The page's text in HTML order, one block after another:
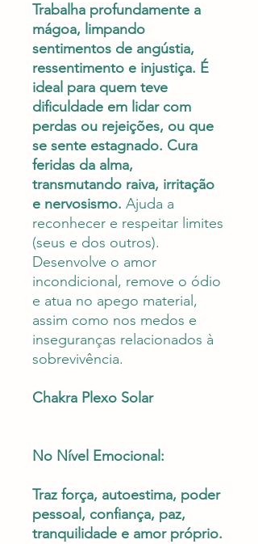
Trabalha profundamente a
mágoa, limpando
sentimentos de angústia,
ressentimento e injustiça. É
ideal para quem teve
dificuldade em lidar com
perdas ou rejeições, ou que
se sente estagnado. Cura
feridas da alma,
transmutando raiva, irritação
e nervosismo. Ajuda a
reconhecer e respeitar limites
(seus e dos outros).
Desenvolve o amor
incondicional, remove o ódio
e atua no apego material,
assim como nos medos e
inseguranças relacionados à
sobrevivência.
Chakra Plexo Solar
No Nível Emocional:
Traz força, autoestima, poder
pessoal, confiança, paz,
tranquilidade e amor próprio.